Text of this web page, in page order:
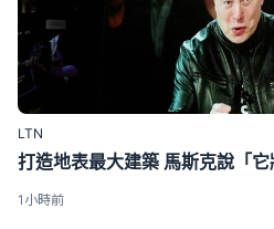
LTN
打造地表最大建築 馬斯克說「它
1小時前